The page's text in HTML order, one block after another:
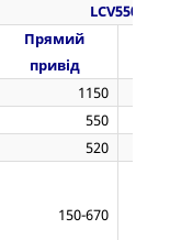
LCV5500
Прямий
привід
1150
550
520
150-670